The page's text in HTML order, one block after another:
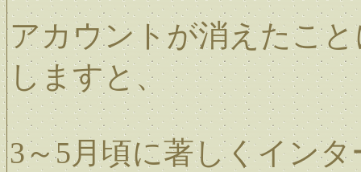
アカウントが消えたこ
しますと、
3～5月頃に著しくイン